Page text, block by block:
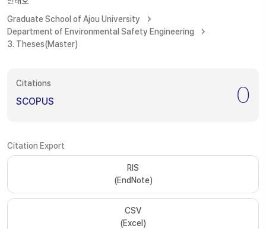
Graduate School of Ajou University
Department of Environmental Safety Engineering
3. Theses(Master)
Citations
SCOPUS 0
Citation Export
RIS
(EndNote)
CSV
(Excel)